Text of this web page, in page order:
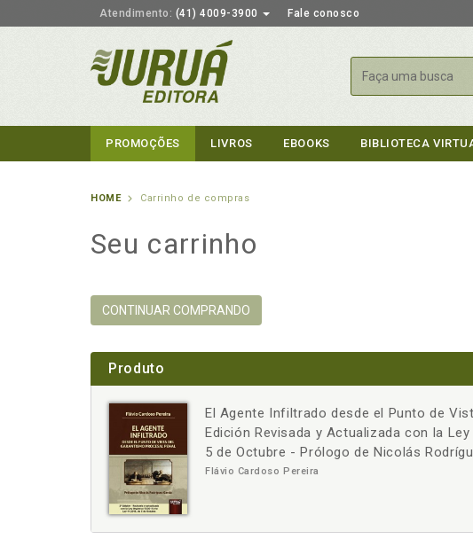
Atendimento: (41) 4009-3900 Fale conosco
Buscar
PROMOÇÕES LIVROS EBOOKS BIBLIOTECA
HOME Carrinho de compras
Seu carrinho
CONTINUAR COMPRANDO
Produto
El Agente Infiltrado desde el Punto de
Edición Revisada y Actualizada con la
5 de Octubre - Prólogo de Nicolás
Flávio Cardoso Pereira
- +